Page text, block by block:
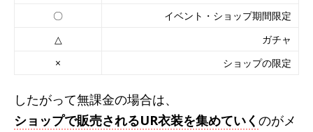
〇
イベント・ショップ期間限定
△
ガチャ
×
ショップの限定
したがって無課金の場合は、
ショップで販売されるUR衣装を集めていく のがメ